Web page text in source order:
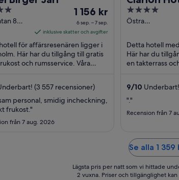
8
Priset
är
1 156 kr
per
natt
mellan
sep.
och
1 156 kr
6 sep. – 7 sep.
inklusive skatter och avgifter
för affärsresenären ligger i
Här har du tillgång till gratis
och rumsservice. Våra
(3 557 recensioner)
personal, smidig incheckning,
frukost."
från 7 aug. 2026
4
out
5
Östra
Detta hotell
Här har du
en takterrass
9/10
"."
Recension från 7
Se alla 1
Lägsta pris per natt som vi hittade
2 vuxna. Priser och tillgänglighet